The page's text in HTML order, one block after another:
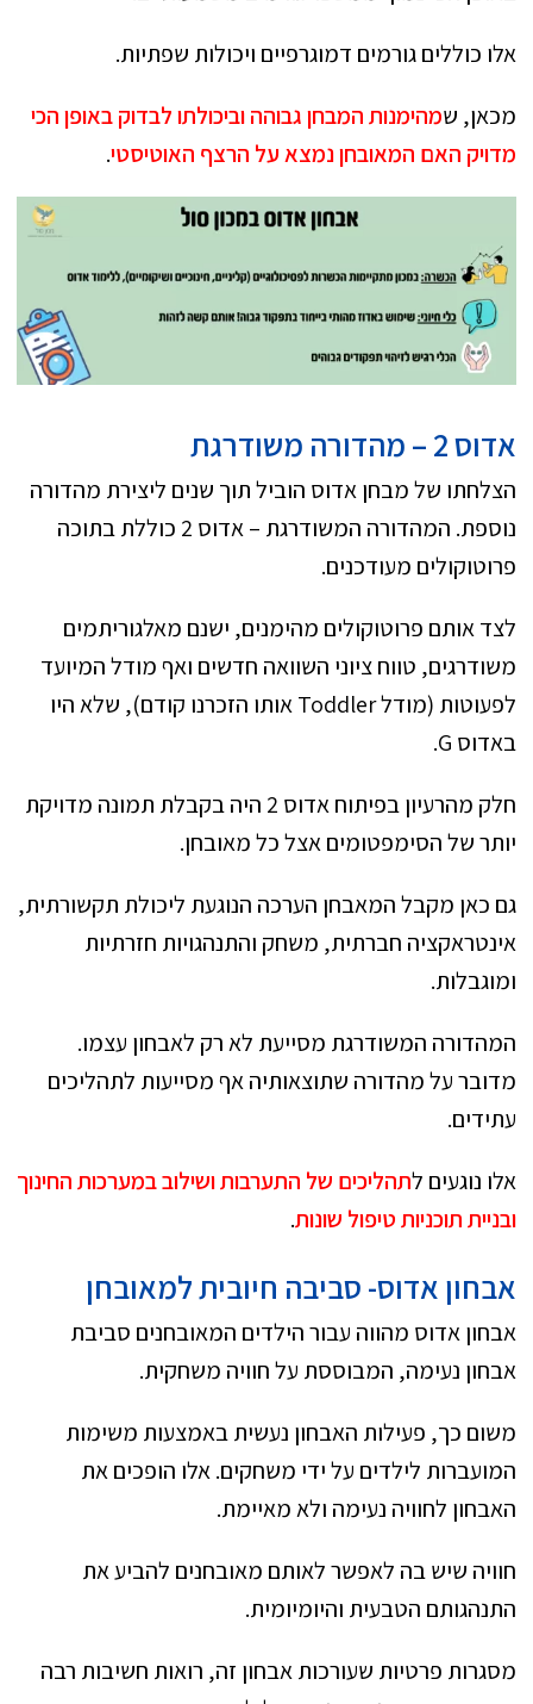
אלו כוללים גורמים דמוגרפיים ויכולות שפתיות.
מכאן, שמהימנות המבחן גבוהה וביכולתו לבדוק באופן הכי
מדויק האם המאובחן נמצא על הרצף האוטיסטי.
אדוס 2 – מהדורה משודרגת
הצלחתו של מבחן אדוס הוביל תוך שנים ליצירת מהדורה
נוספת. המהדורה המשודרגת – אדוס 2 כוללת בתוכה
פרוטוקולים מעודכנים.
לצד אותם פרוטוקולים מהימנים, ישנם מאלגוריתמים
משודרגים, טווח ציוני השוואה חדשים ואף מודל המיועד
לפעוטות (מודל Toddler אותו הזכרנו קודם), שלא היו
באדוס G.
חלק מהרעיון בפיתוח אדוס 2 היה בקבלת תמונה מדויקת
יותר של הסימפטומים אצל כל מאובחן.
גם כאן מקבל המאבחן הערכה הנוגעת ליכולת תקשורתית,
אינטראקציה חברתית, משחק והתנהגויות חזרתיות
ומוגבלות.
המהדורה המשודרגת מסייעת לא רק לאבחון עצמו.
מדובר על מהדורה שתוצאותיה אף מסייעות לתהליכים
עתידים.
אלו נוגעים לתהליכים של התערבות ושילוב במערכות החינוך
ובניית תוכניות טיפול שונות.
אבחון אדוס- סביבה חיובית למאובחן
אבחון אדוס מהווה עבור הילדים המאובחנים סביבת
אבחון נעימה, המבוססת על חוויה משחקית.
משום כך, פעילות האבחון נעשית באמצעות משימות
המועברות לילדים על ידי משחקים. אלו הופכים את
האבחון לחוויה נעימה ולא מאיימת.
חוויה שיש בה לאפשר לאותם מאובחנים להביע את
התנהגותם הטבעית והיומיומית.
מסגרות פרטיות שעורכות אבחון זה, רואות חשיבות רבה